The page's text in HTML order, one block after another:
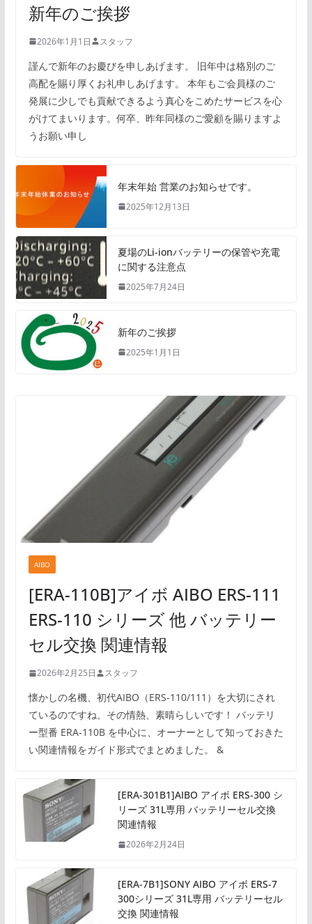
新年のご挨拶
2026年1月1日 スタッフ
謹んで新年のお慶びを申しあげます。 旧年中は格別のご
高配を賜り厚くお礼申しあげます。 本年もご会員様のご
発展に少しでも貢献できるよう真心をこめたサービスを心
がけてまいります。何卒、昨年同様のご愛顧を賜りますよ
うお願い申し
年末年始 営業のお知らせです。
2025年12月13日
夏場のLi-ionバッテリーの保管や充電
に関する注意点
2025年7月24日
新年のご挨拶
2025年1月1日
AIBO
[ERA-110B]アイボ AIBO ERS-111
ERS-110 シリーズ 他 バッテリー
セル交換 関連情報
2026年2月25日 スタッフ
懐かしの名機、初代AIBO（ERS-110/111）を大切にされ
ているのですね。その情熱、素晴らしいです！ バッテリ
ー型番 ERA-110B を中心に、オーナーとして知っておきた
い関連情報をガイド形式でまとめました。 &
[ERA-301B1]AIBO アイボ ERS-300 シ
リーズ 31L専用 バッテリーセル交換
関連情報
2026年2月24日
[ERA-7B1]SONY AIBO アイボ ERS-7
300シリーズ 31L専用 バッテリーセル
交換 関連情報